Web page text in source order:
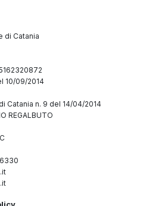
di Catania
10/09/2014
Catania n. 9 del 14/04/2014
REGALBUTO